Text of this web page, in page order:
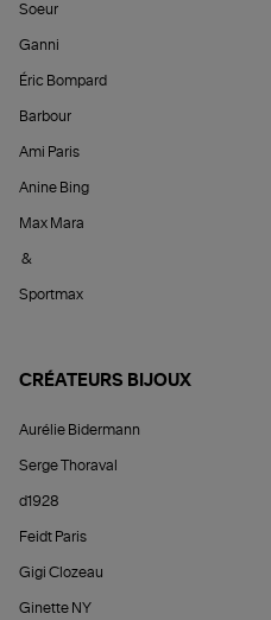
Soeur
Ganni
Éric Bompard
Barbour
Ami Paris
Anine Bing
Max Mara
&
Sportmax
CRÉATEURS BIJOUX
Aurélie Bidermann
Serge Thoraval
d1928
Feidt Paris
Gigi Clozeau
Ginette NY